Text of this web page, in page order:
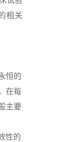
相关
恒的
在每
主要
性的